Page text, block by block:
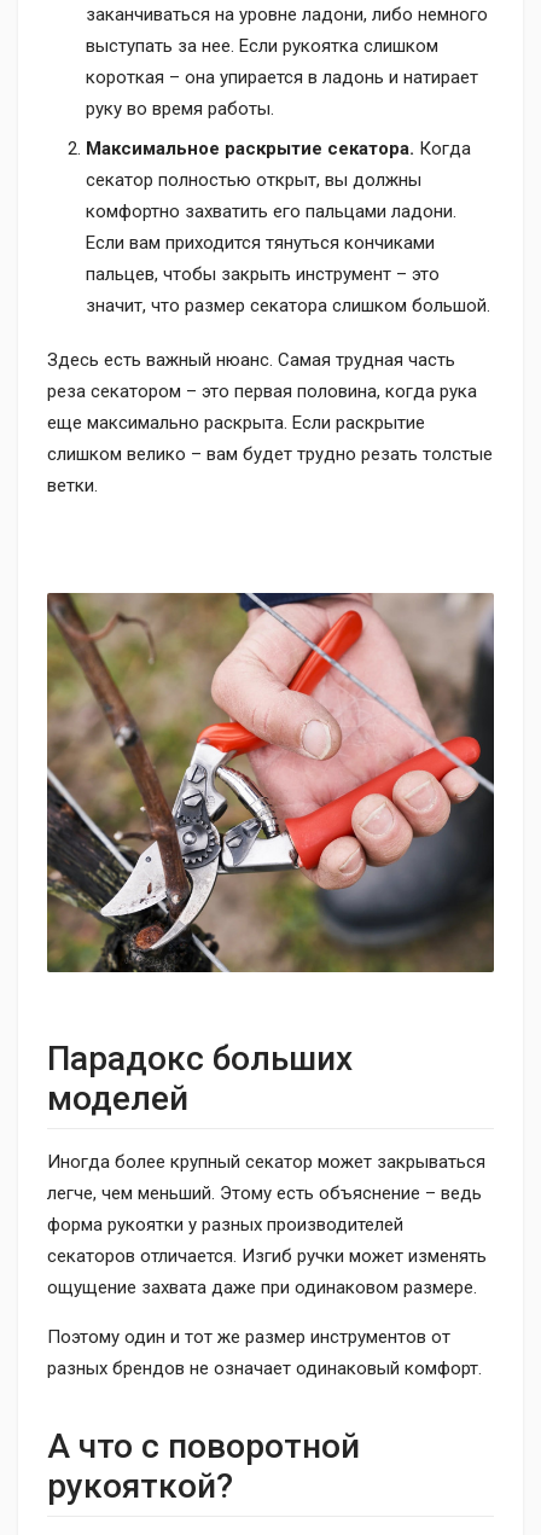
заканчиваться на уровне ладони, либо немного
выступать за нее. Если рукоятка слишком
короткая – она упирается в ладонь и натирает
руку во время работы.
Максимальное раскрытие секатора. Когда
секатор полностью открыт, вы должны
комфортно захватить его пальцами ладони.
Если вам приходится тянуться кончиками
пальцев, чтобы закрыть инструмент – это
значит, что размер секатора слишком большой.
Здесь есть важный нюанс. Самая трудная часть
реза секатором – это первая половина, когда рука
еще максимально раскрыта. Если раскрытие
слишком велико – вам будет трудно резать толстые
ветки.
Парадокс больших
моделей
Иногда более крупный секатор может закрываться
легче, чем меньший. Этому есть объяснение – ведь
форма рукоятки у разных производителей
секаторов отличается. Изгиб ручки может изменять
ощущение захвата даже при одинаковом размере.
Поэтому один и тот же размер инструментов от
разных брендов не означает одинаковый комфорт.
А что с поворотной
рукояткой?